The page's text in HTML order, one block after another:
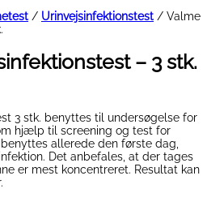
/ Urinvejsinfektionstest / Valmed
– 3 stk.
3 stk. benyttes til undersøgelse for
hjælp til screening og test for
allerede den første dag,
Det anbefales, at der tages
er mest koncentreret. Resultat kan